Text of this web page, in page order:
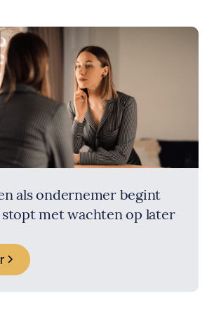
als ondernemer begint
met wachten op later